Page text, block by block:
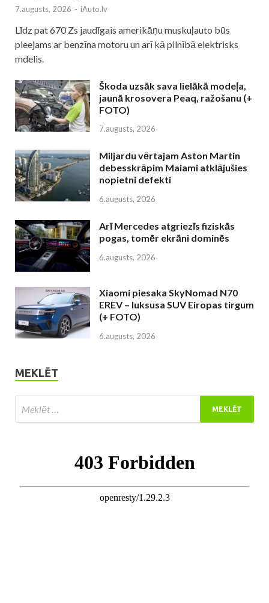
7.augusts, 2026 - iAuto.lv
Līdz pat 670 Zs jaudīgais amerikāņu muskuļauto būs
pieejams ar benzīna motoru un arī kā pilnībā elektrisks
mdelis.
Škoda uzsāk sava lielākā modeļa,
jaunā krosovera Peaq, ražošanu (+
FOTO)
7.augusts, 2026
Miljardu vērtajam Aston Martin
debesskrāpim Maiami atklājušies
nopietni defekti
6.augusts, 2026
Arī Mercedes atgriezīs fiziskās
pogas, tomēr ekrāni dominēs
6.augusts, 2026
Xiaomi piesaka SkyNomad N70
EREV – luksusa SUV Eiropas tirgum
(+ FOTO)
6.augusts, 2026
MEKLĒT